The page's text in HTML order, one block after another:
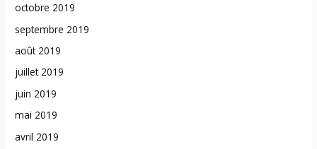
octobre 2019
septembre 2019
août 2019
juillet 2019
juin 2019
mai 2019
avril 2019